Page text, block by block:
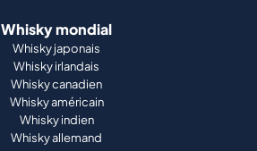
Whisky mondial
Whisky japonais
Whisky irlandais
Whisky canadien
Whisky américain
Whisky indien
Whisky allemand